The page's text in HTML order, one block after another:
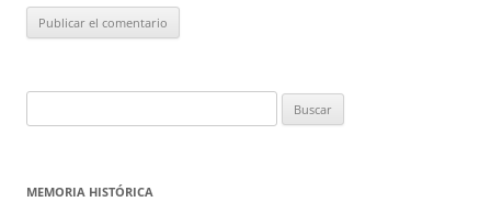
MEMORIA HISTÓRICA